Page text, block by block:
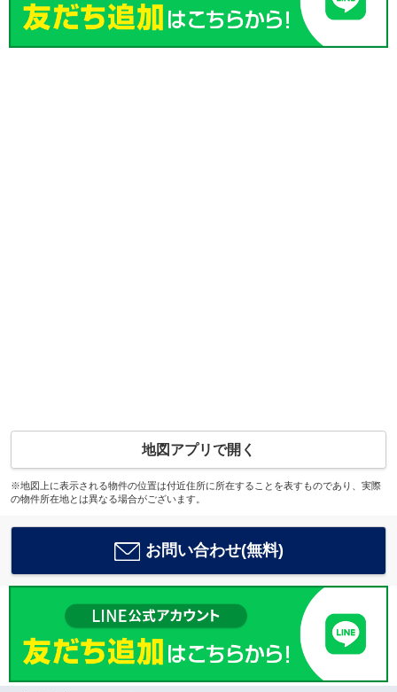
地図アプリで開く
※地図上に表示される物件の位置は付近住所に所在することを表すものであり、実際
の物件所在地とは異なる場合がございます。
お問い合わせ(無料)